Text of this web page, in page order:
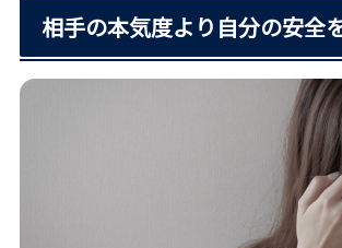
相手の本気度より自分の安全